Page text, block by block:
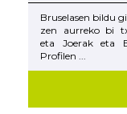
Bruselasen bildu
zen aurreko bi
eta Joerak eta
Profilen ...